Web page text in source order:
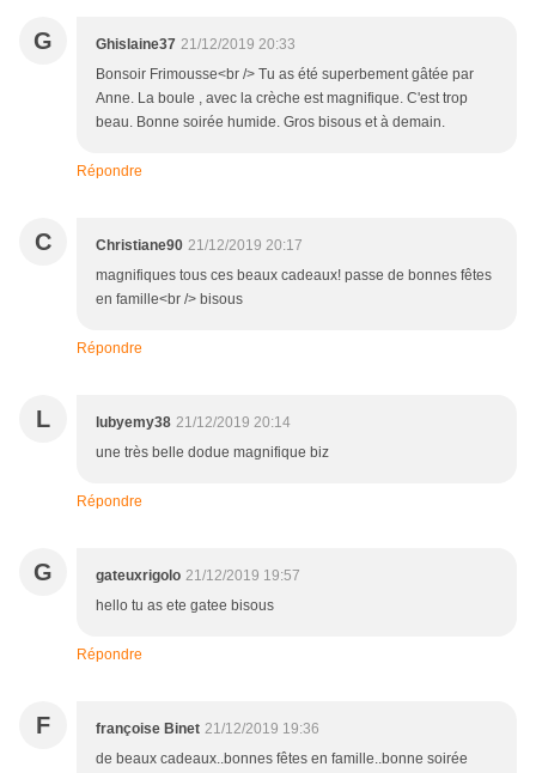
G Ghislaine37 21/12/2019 20:33
Bonsoir Frimousse<br /> Tu as été superbement gâtée par
Anne. La boule , avec la crèche est magnifique. C'est trop
beau. Bonne soirée humide. Gros bisous et à demain.
Répondre
C Christiane90 21/12/2019 20:17
magnifiques tous ces beaux cadeaux! passe de bonnes fêtes
en famille<br /> bisous
Répondre
L lubyemy38 21/12/2019 20:14
une très belle dodue magnifique biz
Répondre
G gateuxrigolo 21/12/2019 19:57
hello tu as ete gatee bisous
Répondre
F françoise Binet 21/12/2019 19:36
de beaux cadeaux..bonnes fêtes en famille..bonne soirée